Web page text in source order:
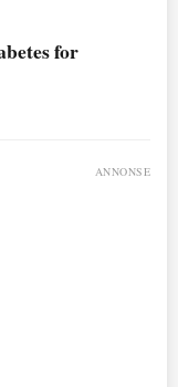
for
ANNONSE